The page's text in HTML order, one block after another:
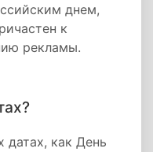
днем,
к
рекламы.
датах, как День